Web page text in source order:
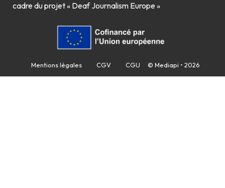
cadre du projet « Deaf Journalism Europe »
Mentions légales CGV CGU © Mediapi • 2026